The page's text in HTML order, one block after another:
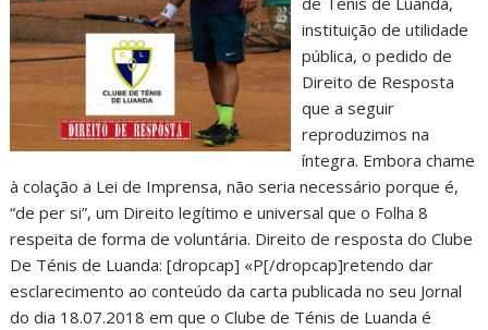
instituição de utilidade
pública, o pedido de
Direito de Resposta
que a seguir
reproduzimos na
íntegra. Embora chame
à colação a Lei de Imprensa, não seria necessário porque é,
“de per si”, um Direito legítimo e universal que o Folha 8
respeita de forma de voluntária. Direito de resposta do Clube
De Ténis de Luanda: [dropcap] «P[/dropcap]retendo dar
esclarecimento ao conteúdo da carta publicada no seu Jornal
do dia 18.07.2018 em que o Clube de Ténis de Luanda é